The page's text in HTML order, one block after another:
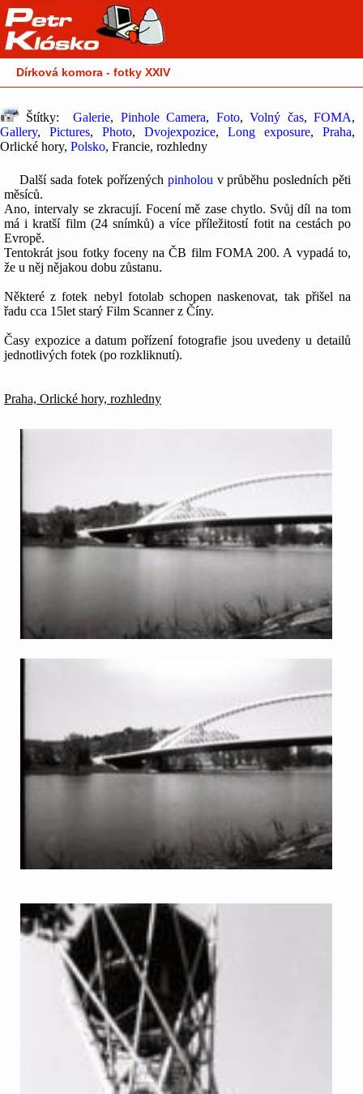
Dírková komora - fotky XXIV
Štítky:Galerie, Pinhole Camera, Foto,Volný čas,FOMA,
Gallery, Pictures, Photo, Dvojexpozice, Long exposure, Praha,
Orlické hory, Polsko, Francie, rozhledny
Další sada fotek pořízených pinholou v průběhu posledních pěti
měsíců.
Ano, intervaly se zkracují. Focení mě zase chytlo. Svůj díl na tom
má i kratší film (24 snímků) a více příležitostí fotit na cestách po
Evropě.
Tentokrát jsou fotky foceny na ČB film FOMA 200. A vypadá to,
že u něj nějakou dobu zůstanu.
Některé z fotek nebyl fotolab schopen naskenovat, tak přišel na
řadu cca 15let starý Film Scanner z Číny.
Časy expozice a datum pořízení fotografie jsou uvedeny u detailů
jednotlivých fotek (po rozkliknutí).
Praha, Orlické hory, rozhledny